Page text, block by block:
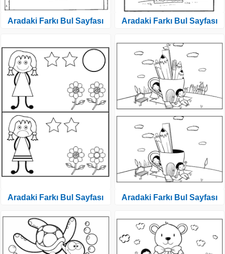
Aradaki Farkı Bul Sayfası
Aradaki Farkı Bul Sayfası
Aradaki Farkı Bul Sayfası
Aradaki Farkı Bul Sayfası